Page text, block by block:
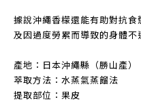
據說沖繩香檬還能有助對抗食
及因過度勞累而導致的身體不
產地：日本沖繩縣（勝山產）
萃取方法：水蒸氣蒸餾法
提取部位：果皮